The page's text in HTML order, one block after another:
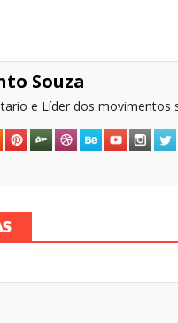
Souza
e Líder dos movimentos